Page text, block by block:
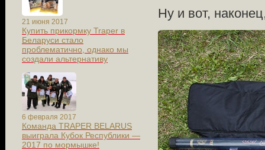
21 июня 2017
Купить прикормку Traper в
Беларуси стало
проблематично, однако мы
создали альтернативу
6 февраля 2017
Команда TRAPER BELARUS
выиграла Кубок Республики —
2017 по мормышке!
Ну и вот,